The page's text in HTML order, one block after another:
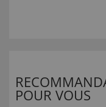
POUR VOUS